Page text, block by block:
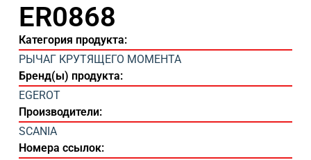
ER0868
Категория продукта:
РЫЧАГ КРУТЯЩЕГО МОМЕНТА
Бренд(ы) продукта:
EGEROT
Производители:
SCANIA
Номера ссылок: